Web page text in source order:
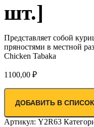
шт.]
Представляет собой
пряностями в местной
Chicken Tabaka
1100,00 ₽
ДОБАВИТЬ В
Артикул: Y2R63